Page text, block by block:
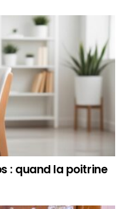
: quand la poitrine